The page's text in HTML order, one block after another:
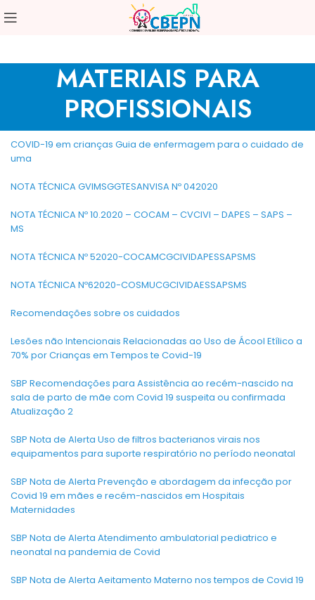
MATERIAIS PARA
PROFISSIONAIS
COVID-19 em crianças Guia de enfermagem para o cuidado de
uma
NOTA TÉCNICA GVIMSGGTESANVISA Nº 042020
NOTA TÉCNICA Nº 10.2020 – COCAM – CVCIVI – DAPES – SAPS –
MS
NOTA TÉCNICA Nº 52020-COCAMCGCIVIDAPESSAPSMS
NOTA TÉCNICA Nº62020-COSMUCGCIVIDAESSAPSMS
Recomendações sobre os cuidados
Lesões não Intencionais Relacionadas ao Uso de Ácool Etílico a
70% por Crianças em Tempos te Covid-19
SBP Recomendações para Assistência ao recém-nascido na
sala de parto de mãe com Covid 19 suspeita ou confirmada
Atualização 2
SBP Nota de Alerta Uso de filtros bacterianos virais nos
equipamentos para suporte respiratório no período neonatal
SBP Nota de Alerta Prevenção e abordagem da infecção por
Covid 19 em mães e recém-nascidos em Hospitais
Maternidades
SBP Nota de Alerta Atendimento ambulatorial pediatrico e
neonatal na pandemia de Covid
SBP Nota de Alerta Aeitamento Materno nos tempos de Covid 19